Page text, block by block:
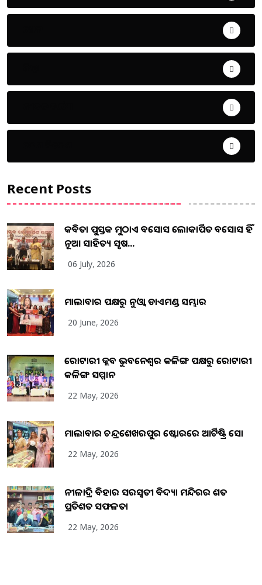
Recent Posts
କବିତା ପୁସ୍ତକ ମୁଠାଏ ଅବସୋସ ଲୋକାର୍ପିତ ଅବସୋସ ହିଁ
ନୂଆ ସାହିତ୍ୟ ସୃଷ...
06 July, 2026
ମାଲାବାର ପକ୍ଷରୁ ନୁଓ୍ବା ଡାଏମଣ୍ଡ ସମ୍ଭାର
20 June, 2026
ରୋଟାରୀ କ୍ଲବ ଭୁବନେଶ୍ୱର କଳିଙ୍ଗ ପକ୍ଷରୁ ରୋଟାରୀ
କଳିଙ୍ଗ ସମ୍ମାନ
22 May, 2026
ମାଲାବାର ଚନ୍ଦ୍ରଶେଖରପୁର ଷ୍ଟୋରରେ ଆର୍ଟିଷ୍ଟ୍ରି ସୋ
22 May, 2026
ନୀଳାଦ୍ରି ବିହାର ସରସ୍ୱତୀ ବିଦ୍ୟା ମନ୍ଦିରର ଶତ
ପ୍ରତିଶତ ସଫଳତା
22 May, 2026